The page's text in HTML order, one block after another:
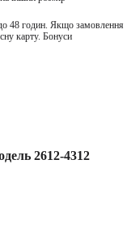
48 годин. Якщо замовлення
карту. Бонуси
2612-4312